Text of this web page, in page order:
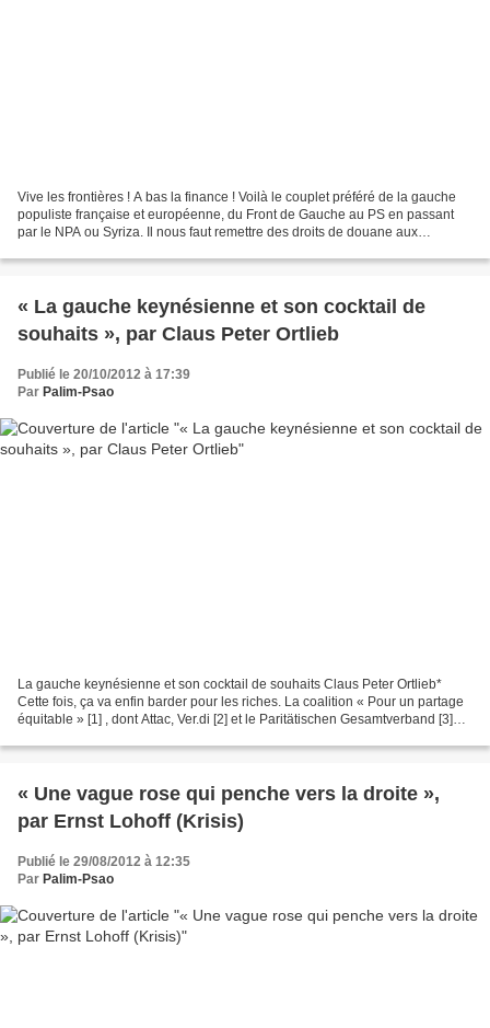
Vive les frontières ! A bas la finance ! Voilà le couplet préféré de la gauche
populiste française et européenne, du Front de Gauche au PS en passant
par le NPA ou Syriza. Il nous faut remettre des droits de douane aux
« La gauche keynésienne et son cocktail de
souhaits », par Claus Peter Ortlieb
Publié le 20/10/2012 à 17:39
Par Palim-Psao
La gauche keynésienne et son cocktail de souhaits Claus Peter Ortlieb*
Cette fois, ça va enfin barder pour les riches. La coalition « Pour un partage
équitable » [1] , dont Attac, Ver.di [2] et le Paritätischen Gesamtverband [3]
« Une vague rose qui penche vers la droite »,
par Ernst Lohoff (Krisis)
Publié le 29/08/2012 à 12:35
Par Palim-Psao